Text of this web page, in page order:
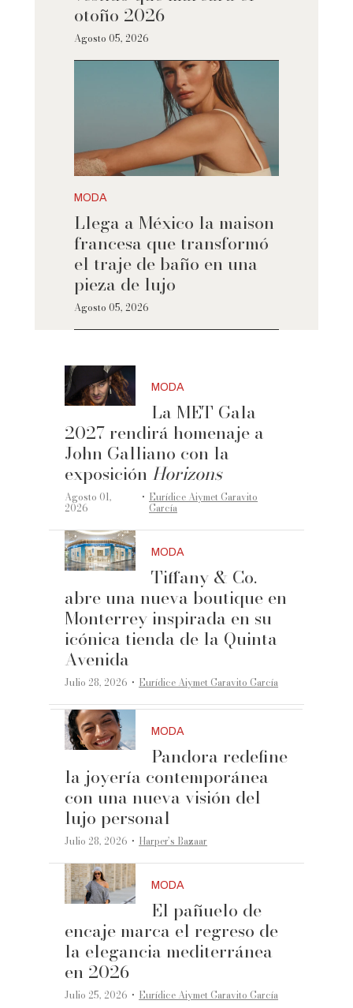
otoño 2026
Agosto 05, 2026
MODA
Llega a México la maison
francesa que transformó
el traje de baño en una
pieza de lujo
Agosto 05, 2026
MODA
La MET Gala
2027 rendirá homenaje a
John Galliano con la
exposición Horizons
Agosto 01,
2026 ·Eurídice Aiymet Garavito
García
MODA
Tiffany & Co.
abre una nueva boutique en
Monterrey inspirada en su
icónica tienda de la Quinta
Avenida
Julio 28, 2026 ·Eurídice Aiymet Garavito García
MODA
Pandora redefine
la joyería contemporánea
con una nueva visión del
lujo personal
Julio 28, 2026 ·Harper’s Bazaar
MODA
El pañuelo de
encaje marca el regreso de
la elegancia mediterránea
en 2026
Julio 25, 2026 ·Eurídice Aiymet Garavito García